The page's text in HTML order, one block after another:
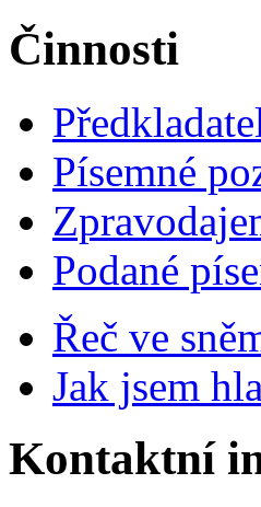
Činnosti
Písemné
Podané
Řeč ve
Jak jsem
Kontaktní